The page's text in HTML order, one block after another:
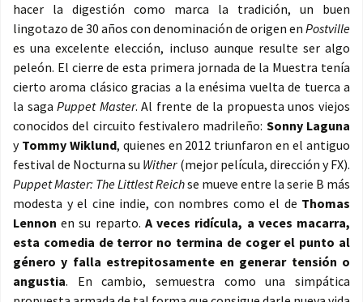
hacer la digestión como marca la tradición, un buen
lingotazo de 30 años con denominación de origen en Postville
es una excelente elección, incluso aunque resulte ser algo
peleón. El cierre de esta primera jornada de la Muestra tenía
cierto aroma clásico gracias a la enésima vuelta de tuerca a
la sagaPuppet Master. Al frente de la propuesta unos viejos
conocidos del circuito festivalero madrileño: Sonny Laguna
y Tommy Wiklund, quienes en 2012 triunfaron en el antiguo
festival de Nocturna su Wither(mejor película, dirección y FX).
Puppet Master: The Littlest Reichse mueve entre la serie B más
modesta y el cine indie, con nombres como el de Thomas
Lennon en su reparto. A veces ridícula, a veces macarra,
esta comedia de terror no termina de coger el punto al
género y falla estrepitosamente en generar tensión o
angustia. En cambio, semuestra como una simpática